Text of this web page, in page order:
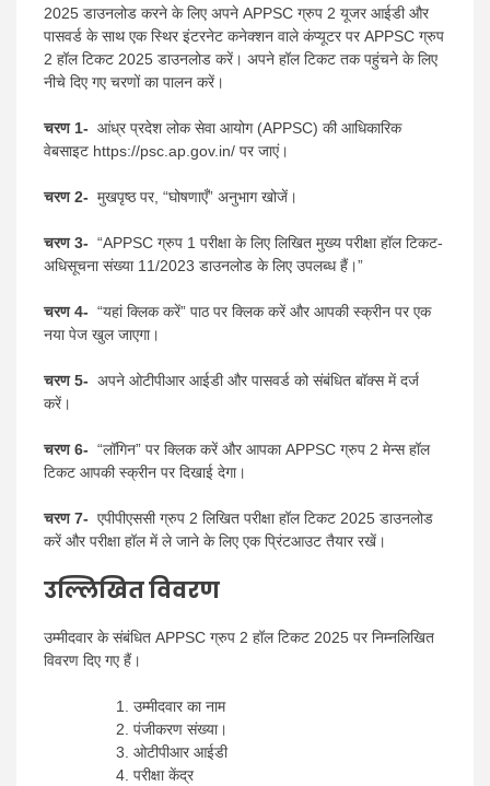
2025 डाउनलोड करने के लिए अपने APPSC ग्रुप 2 यूजर आईडी और
पासवर्ड के साथ एक स्थिर इंटरनेट कनेक्शन वाले कंप्यूटर पर APPSC ग्रुप
2 हॉल टिकट 2025 डाउनलोड करें। अपने हॉल टिकट तक पहुंचने के लिए
नीचे दिए गए चरणों का पालन करें।
चरण 1- आंध्र प्रदेश लोक सेवा आयोग (APPSC) की आधिकारिक
वेबसाइट https://psc.ap.gov.in/ पर जाएं।
चरण 2- मुखपृष्ठ पर, “घोषणाएँ” अनुभाग खोजें।
चरण 3- “APPSC ग्रुप 1 परीक्षा के लिए लिखित मुख्य परीक्षा हॉल टिकट-
अधिसूचना संख्या 11/2023 डाउनलोड के लिए उपलब्ध हैं।”
चरण 4- “यहां क्लिक करें” पाठ पर क्लिक करें और आपकी स्क्रीन पर एक
नया पेज खुल जाएगा।
चरण 5- अपने ओटीपीआर आईडी और पासवर्ड को संबंधित बॉक्स में दर्ज
करें।
चरण 6- “लॉगिन” पर क्लिक करें और आपका APPSC ग्रुप 2 मेन्स हॉल
टिकट आपकी स्क्रीन पर दिखाई देगा।
चरण 7- एपीपीएससी ग्रुप 2 लिखित परीक्षा हॉल टिकट 2025 डाउनलोड
करें और परीक्षा हॉल में ले जाने के लिए एक प्रिंटआउट तैयार रखें।
उल्लिखित विवरण
उम्मीदवार के संबंधित APPSC ग्रुप 2 हॉल टिकट 2025 पर निम्नलिखित
विवरण दिए गए हैं।
उम्मीदवार का नाम
पंजीकरण संख्या।
ओटीपीआर आईडी
परीक्षा केंद्र